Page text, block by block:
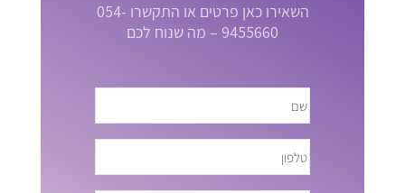
השאירו כאן פרטים או התקשרו 054-
9455660 – מה שנוח לכם